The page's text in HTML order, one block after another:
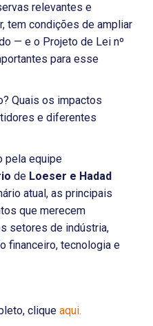
relevantes e
tem condições de ampliar
— e o Projeto de Lei nº
para esse
Quais os impactos
e diferentes
pela equipe
de Loeser e Hadad
atual, as principais
que merecem
setores de indústria,
financeiro, tecnologia e
clique aqui.